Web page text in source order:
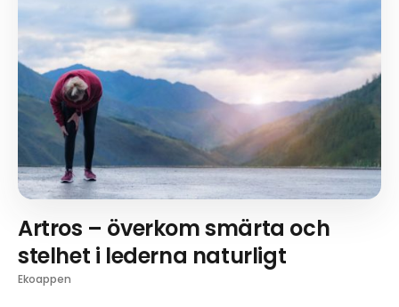
Artros – överkom smärta och
stelhet i lederna naturligt
Ekoappen